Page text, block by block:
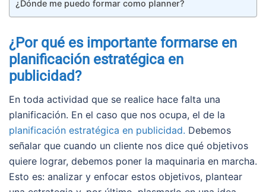
¿Dónde me puedo formar como planner?
¿Por qué es importante formarse en
planificación estratégica en
publicidad?
En toda actividad que se realice hace falta una
planificación. En el caso que nos ocupa, el de la
planificación estratégica en publicidad. Debemos
señalar que cuando un cliente nos dice qué objetivos
quiere lograr, debemos poner la maquinaria en marcha.
Esto es: analizar y enfocar estos objetivos, plantear